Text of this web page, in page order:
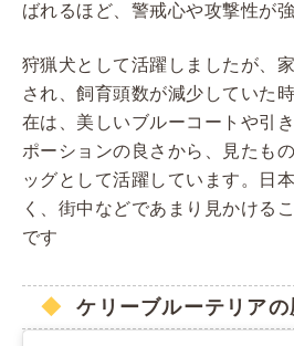
ばれるほど、警戒心や攻撃性が
狩猟犬として活躍しましたが、
され、飼育頭数が減少していた
在は、美しいブルーコートや引
ポーションの良さから、見たも
ッグとして活躍しています。日
く、街中などであまり見かける
です
ケリーブルーテリアの